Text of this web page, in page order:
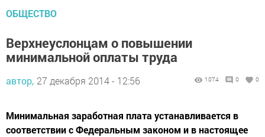
ОБЩЕСТВО
Верхнеуслонцам о повышении
минимальной оплаты труда
автор, 27 декабря 2014 - 12:56 1074 0 0
Минимальная заработная плата устанавливается в
соответствии с Федеральным законом и в настоящее